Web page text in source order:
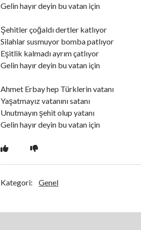
Gelin hayır deyin bu vatan için
Şehitler çoğaldı dertler katlıyor
Silahlar susmuyor bomba patlıyor
Eşitlik kalmadı ayrım çatlıyor
Gelin hayır deyin bu vatan için
Ahmet Erbay hep Türklerin vatanı
Yaşatmayız vatanını satanı
Unutmayın şehit olup yatanı
Gelin hayır deyin bu vatan için
Kategori: Genel